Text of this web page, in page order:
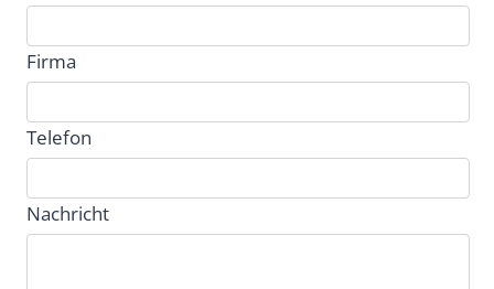
Firma
Telefon
Nachricht